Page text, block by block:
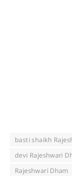
basti shaikh
devi Rajeshwari
Rajeshwari Dham